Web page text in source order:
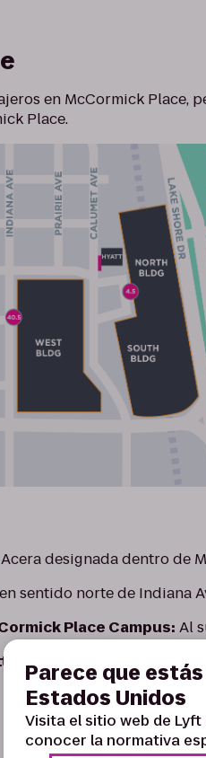
en McCormick Place,
Place.
Acera designada dentro de
sentido norte de Indiana
Place Campus: Al
Regency McCormick
Parece que
Estados Unidos
Visita el sitio web de Lyft
conocer la normativa